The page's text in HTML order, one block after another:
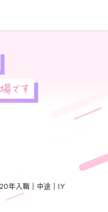
です
年入職｜中途｜I.Y